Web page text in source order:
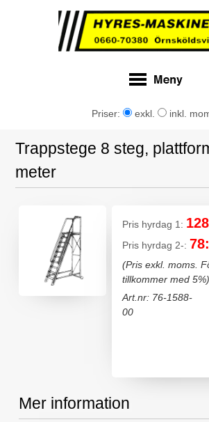
Priser: exkl. inkl.
Trappstege 8 steg,
meter
Pris hyrdag 1:
Pris hyrdag 2-:
(Pris exkl. moms.
tillkommer med 5%)
Art.nr: 76-1588-
00
Mer information